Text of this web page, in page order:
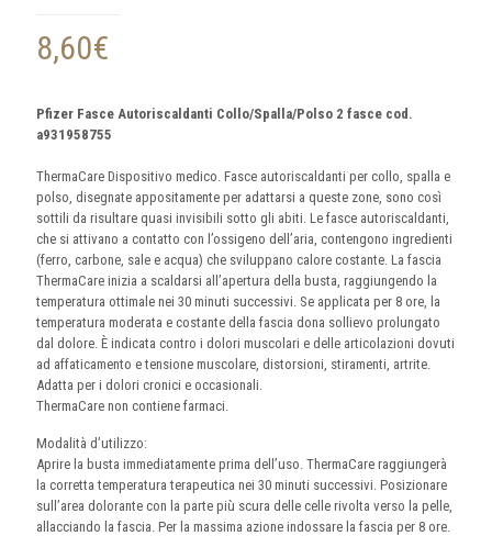
8,60€
Pfizer Fasce Autoriscaldanti Collo/Spalla/Polso 2 fasce cod.
a931958755
ThermaCare Dispositivo medico. Fasce autoriscaldanti per collo, spalla e
polso, disegnate appositamente per adattarsi a queste zone, sono così
sottili da risultare quasi invisibili sotto gli abiti. Le fasce autoriscaldanti,
che si attivano a contatto con l’ossigeno dell’aria, contengono ingredienti
(ferro, carbone, sale e acqua) che sviluppano calore costante. La fascia
ThermaCare inizia a scaldarsi all’apertura della busta, raggiungendo la
temperatura ottimale nei 30 minuti successivi. Se applicata per 8 ore, la
temperatura moderata e costante della fascia dona sollievo prolungato
dal dolore. È indicata contro i dolori muscolari e delle articolazioni dovuti
ad affaticamento e tensione muscolare, distorsioni, stiramenti, artrite.
Adatta per i dolori cronici e occasionali.
ThermaCare non contiene farmaci.
Modalità d’utilizzo:
Aprire la busta immediatamente prima dell’uso. ThermaCare raggiungerà
la corretta temperatura terapeutica nei 30 minuti successivi. Posizionare
sull’area dolorante con la parte più scura delle celle rivolta verso la pelle,
allacciando la fascia. Per la massima azione indossare la fascia per 8 ore.